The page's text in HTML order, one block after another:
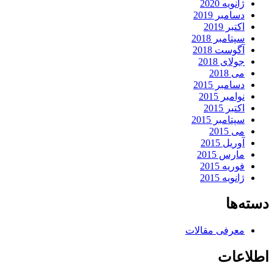
ژانویه 2020
دسامبر 2019
اکتبر 2019
سپتامبر 2018
آگوست 2018
جولای 2018
می 2018
دسامبر 2015
نوامبر 2015
اکتبر 2015
سپتامبر 2015
می 2015
آوریل 2015
مارس 2015
فوریه 2015
ژانویه 2015
دسته‌ها
معرفی مقالات
اطلاعات